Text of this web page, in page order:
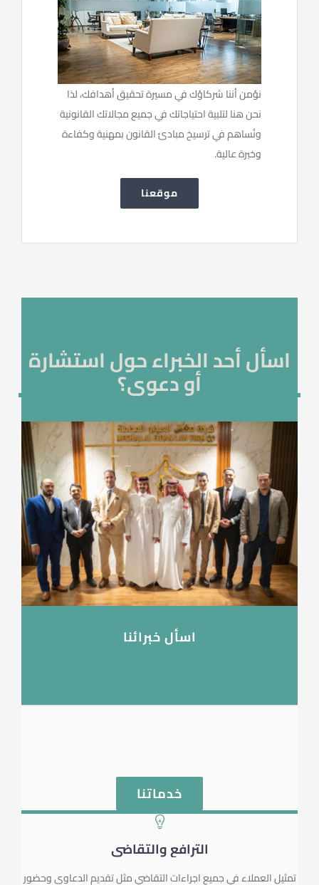
نؤمن أننا شركاؤك في مسيرة تحقيق أهدافك، لذا
نحن هنا لتلبية احتياجاتك في جميع مجالاتك القانونية
ونُساهم في ترسيخ مبادئ القانون بمهنية وكفاءة
وخبرة عالية.
موقعنا
اسأل أحد الخبراء حول استشارة
أو دعوى؟
اسأل خبرائنا
خدماتنا
الترافع والتقاضي
تمثيل العملاء في جميع اجراءات التقاضي مثل تقديم الدعاوى وحضور